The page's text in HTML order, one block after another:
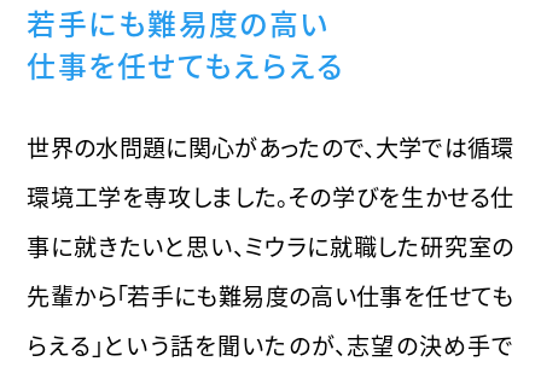
若手にも難易度の高い
仕事を任せてもえらえる
世界の水問題に関心があったので、大学では循環
環境工学を専攻しました。その学びを生かせる仕
事に就きたいと思い、ミウラに就職した研究室の
先輩から「若手にも難易度の高い仕事を任せても
らえる」という話を聞いたのが、志望の決め手で